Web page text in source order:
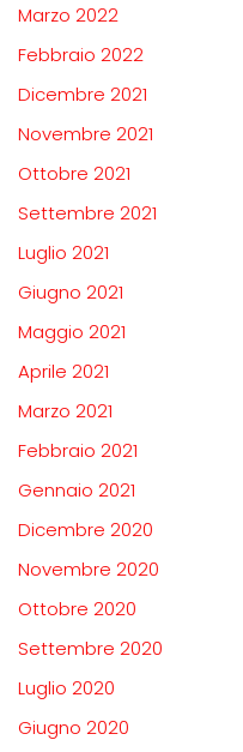
Marzo 2022
Febbraio 2022
Dicembre 2021
Novembre 2021
Ottobre 2021
Settembre 2021
Luglio 2021
Giugno 2021
Maggio 2021
Aprile 2021
Marzo 2021
Febbraio 2021
Gennaio 2021
Dicembre 2020
Novembre 2020
Ottobre 2020
Settembre 2020
Luglio 2020
Giugno 2020